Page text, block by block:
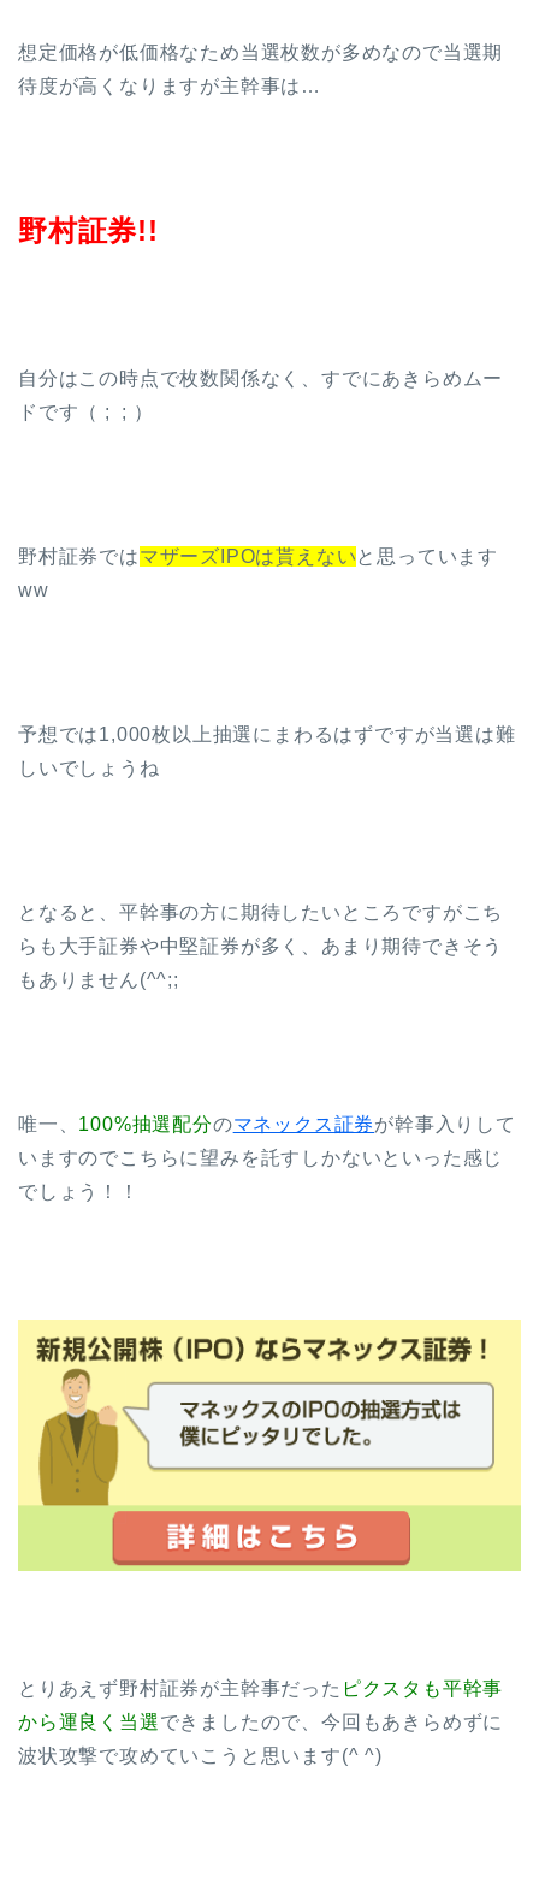
想定価格が低価格なため当選枚数が多めなので当選期
待度が高くなりますが主幹事は…
野村証券!!
自分はこの時点で枚数関係なく、すでにあきらめムー
ドです（ ; ; ）
野村証券ではマザーズIPOは貰えない と思っています
ww
予想では1,000枚以上抽選にまわるはずですが当選は難
しいでしょうね
となると、平幹事の方に期待したいところですがこち
らも大手証券や中堅証券が多く、あまり期待できそう
もありません(^^;;
唯一、 100%抽選配分のマネックス証券が幹事入りして
いますのでこちらに望みを託すしかないといった感じ
でしょう！！
とりあえず野村証券が主幹事だった ピクスタも平幹事
から運良く当選できましたので、今回もあきらめずに
波状攻撃で攻めていこうと思います(^ ^)